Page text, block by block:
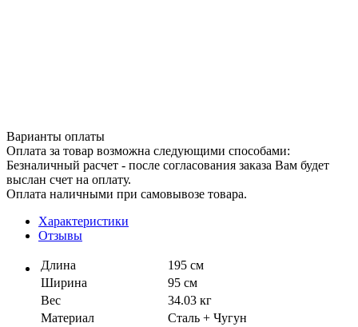
Варианты оплаты
Оплата за товар возможна следующими способами:
Безналичный расчет - после согласования заказа Вам будет
выслан счет на оплату.
Оплата наличными при самовывозе товара.
Характеристики
Отзывы
Длина
195 см
Ширина
95 см
Вес
34.03 кг
Материал
Сталь + Чугун